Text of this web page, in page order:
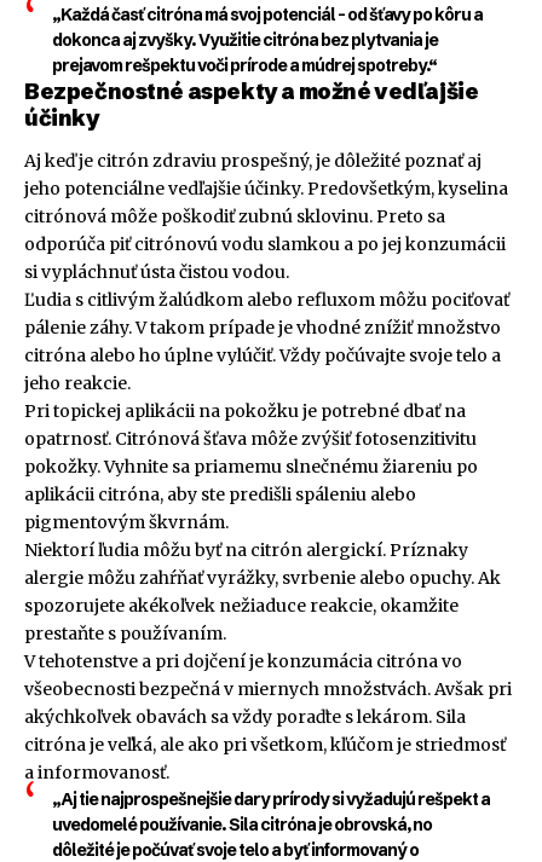
„Každá časť citróna má svoj potenciál – od šťavy po kôru a
dokonca aj zvyšky. Využitie citróna bez plytvania je
prejavom rešpektu voči prírode a múdrej spotreby.“
Bezpečnostné aspekty a možné vedľajšie
účinky
Aj keď je citrón zdraviu prospešný, je dôležité poznať aj
jeho potenciálne vedľajšie účinky. Predovšetkým, kyselina
citrónová môže poškodiť zubnú sklovinu. Preto sa
odporúča piť citrónovú vodu slamkou a po jej konzumácii
si vypláchnuť ústa čistou vodou.
Ľudia s citlivým žalúdkom alebo refluxom môžu pociťovať
pálenie záhy. V takom prípade je vhodné znížiť množstvo
citróna alebo ho úplne vylúčiť. Vždy počúvajte svoje telo a
jeho reakcie.
Pri topickej aplikácii na pokožku je potrebné dbať na
opatrnosť. Citrónová šťava môže zvýšiť fotosenzitivitu
pokožky. Vyhnite sa priamemu slnečnému žiareniu po
aplikácii citróna, aby ste predišli spáleniu alebo
pigmentovým škvrnám.
Niektorí ľudia môžu byť na citrón alergickí. Príznaky
alergie môžu zahŕňať vyrážky, svrbenie alebo opuchy. Ak
spozorujete akékoľvek nežiaduce reakcie, okamžite
prestaňte s používaním.
V tehotenstve a pri dojčení je konzumácia citróna vo
všeobecnosti bezpečná v miernych množstvách. Avšak pri
akýchkoľvek obavách sa vždy poraďte s lekárom. Sila
citróna je veľká, ale ako pri všetkom, kľúčom je striedmosť
a informovanosť.
„Aj tie najprospešnejšie dary prírody si vyžadujú rešpekt a
uvedomelé používanie. Sila citróna je obrovská, no
dôležité je počúvať svoje telo a byť informovaný o